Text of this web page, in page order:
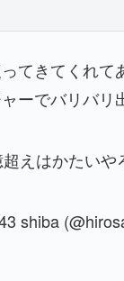
てきてくれて
ーでバリバリ
えはかたいや
shiba